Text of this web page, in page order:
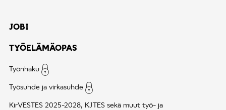
JOBI
TYÖELÄMÄOPAS
Työnhaku
Työsuhde ja virkasuhde
KirVESTES 2025-2028, KJTES sekä muut työ- ja